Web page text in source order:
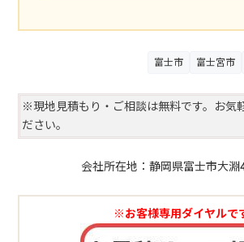
富士市 富士宮市
※現地見積もり・ご相談は無料です。お気
ださい。
会社所在地：静岡県富士市大
※お客様専用ダイヤルで